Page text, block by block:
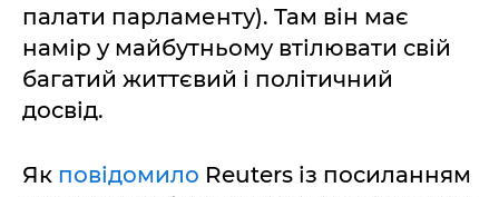
палати парламенту). Там він має
намір у майбутньому втілювати свій
багатий життєвий і політичний
досвід.
Як повідомило Reuters із посиланням